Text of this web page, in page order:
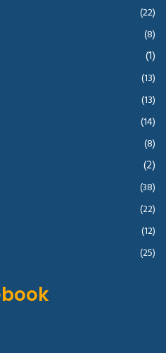
(22)
(8)
(1)
(13)
(13)
(14)
(8)
(2)
(38)
(22)
(12)
(25)